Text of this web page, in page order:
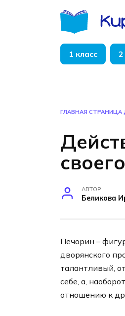
1 класс 2
ГЛАВНАЯ СТРАНИЦА
АВТОР
Беликова
Печорин –
дворянского
талантливый,
себе, а,
отношению к